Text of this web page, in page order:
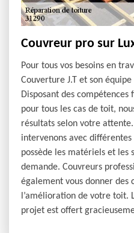
Couvreur pro sur
Pour tous vos besoins en
Couverture J.T et son
Disposant des
pour tous les cas de toit,
résultats selon votre
intervenons avec
possède les matériels et les
demande. Couvreurs
également vous donner des
l’amélioration de votre toit.
projet est offert